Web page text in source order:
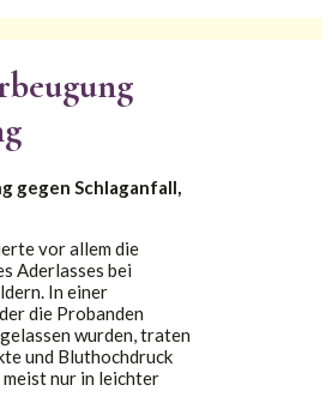
gegen Schlaganfall,
vor allem die
Aderlasses bei
In einer
die Probanden
wurden, traten
und Bluthochdruck
meist nur in leichter